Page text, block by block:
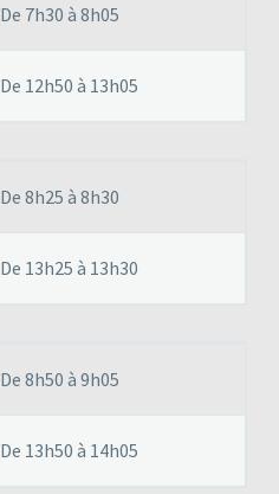
De 7h30 à 8h05
De 12h50 à 13h05
De 8h25 à 8h30
De 13h25 à 13h30
De 8h50 à 9h05
De 13h50 à 14h05